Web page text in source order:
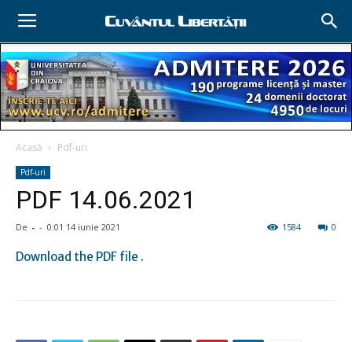
Acasă Pdf-uri
Pdf-uri
PDF 14.06.2021
De - - 0:01 14 iunie 2021 0
1584
Download the PDF file .